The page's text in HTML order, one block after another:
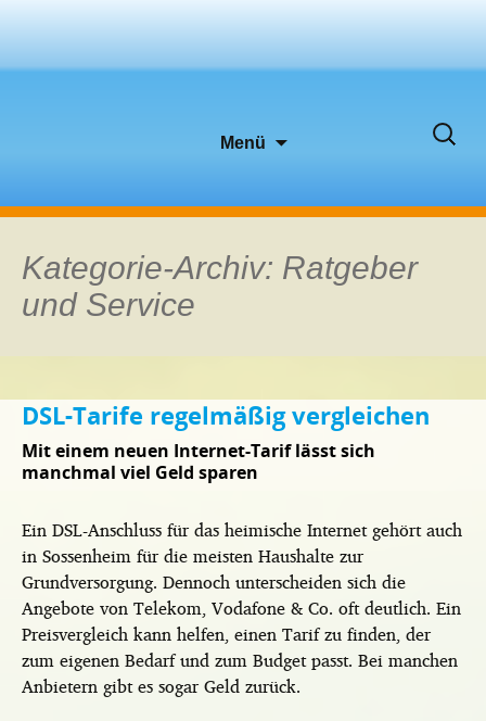
Menü
Suchen
Kategorie-Archiv: Ratgeber
und Service
DSL-Tarife regelmäßig vergleichen
Mit einem neuen Internet-Tarif lässt sich
manchmal viel Geld sparen
Ein DSL-Anschluss für das heimische Internet gehört auch
in Sossenheim für die meisten Haushalte zur
Grundversorgung. Dennoch unterscheiden sich die
Angebote von Telekom, Vodafone & Co. oft deutlich. Ein
Preisvergleich kann helfen, einen Tarif zu finden, der
zum eigenen Bedarf und zum Budget passt. Bei manchen
Anbietern gibt es sogar Geld zurück.